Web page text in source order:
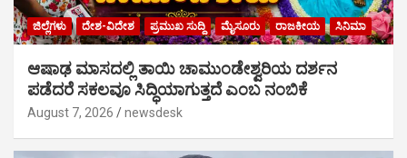
ಜಿಲ್ಲೆಗಳು ದೇಶ-ವಿದೇಶ ಪ್ರಮುಖ ಸುದ್ದಿ ಮೈಸೂರು ರಾಜಕೀಯ ಸಿನಿಮಾ
ಆಷಾಢ ಮಾಸದಲ್ಲಿ ತಾಯಿ ಚಾಮುಂಡೇಶ್ವರಿಯ ದರ್ಶನ
ಪಡೆದರೆ ಸಕಲವೂ ಸಿದ್ಧಿಯಾಗುತ್ತದೆ ಎಂಬ ನಂಬಿಕೆ
August 7, 2026 newsdesk